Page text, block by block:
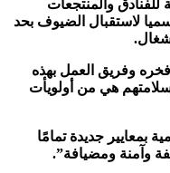
والمنتجعات
لاستقبال الضيوف بحد
وفريق العمل بهذه
هي من أولويأت
بمعايير جديدة تمامًا
وآمنة ومضيافة”.